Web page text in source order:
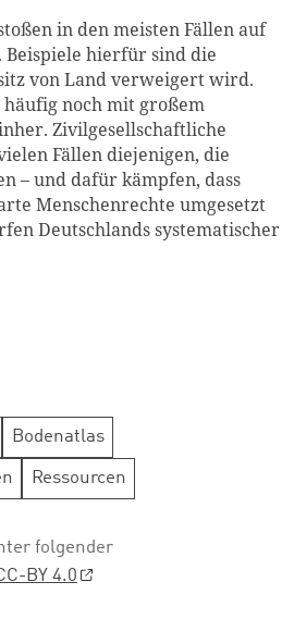
in den meisten Fällen auf
Beispiele hierfür sind die
von Land verweigert wird.
noch mit großem
Zivilgesellschaftliche
Fällen diejenigen, die
– und dafür kämpfen, dass
Menschenrechte umgesetzt
Deutschlands systematischer
Bodenatlas
Ressourcen
folgender
BY 4.0